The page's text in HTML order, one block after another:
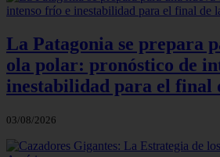
La Patagonia se prepara
ola polar: pronóstico de
inestabilidad para el final
03/08/2026